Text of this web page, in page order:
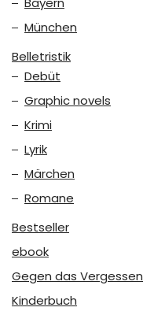
München
Belletristik
Debüt
Graphic novels
Krimi
Lyrik
Märchen
Romane
Bestseller
ebook
Gegen das Vergessen
Kinderbuch